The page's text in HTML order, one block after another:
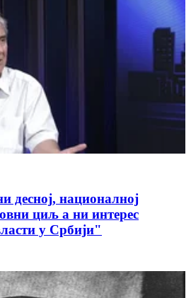
десној, националној
циљ а ни интерес
у Србији"